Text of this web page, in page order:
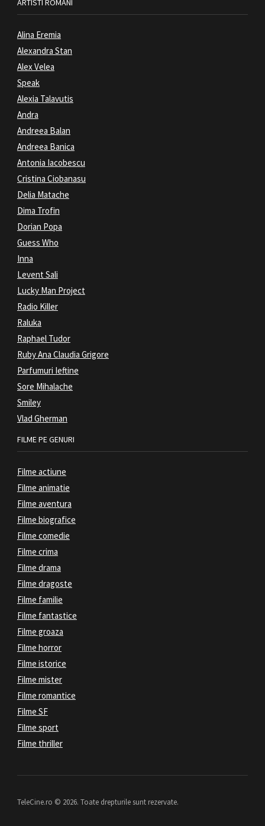
ARTISTI ROMANI
Alina Eremia
Alexandra Stan
Alex Velea
Speak
Alexia Talavutis
Andra
Andreea Balan
Andreea Banica
Antonia Iacobescu
Cristina Ciobanasu
Delia Matache
Dima Trofin
Dorian Popa
Guess Who
Inna
Levent Sali
Lucky Man Project
Radio Killer
Raluka
Raphael Tudor
Ruby Ana Claudia Grigore
Parfumuri Ieftine
Sore Mihalache
Smiley
Vlad Gherman
FILME PE GENURI
Filme actiune
Filme animatie
Filme aventura
Filme biografice
Filme comedie
Filme crima
Filme drama
Filme dragoste
Filme familie
Filme fantastice
Filme groaza
Filme horror
Filme istorice
Filme mister
Filme romantice
Filme SF
Filme sport
Filme thriller
TeleCine.ro © 2026. Toate drepturile sunt rezervate.